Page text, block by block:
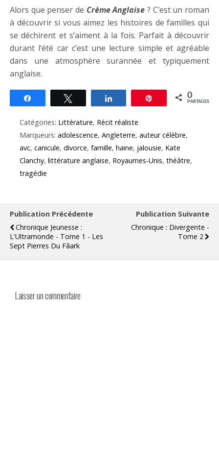
Alors que penser de Crème Anglaise ? C’est un roman
à découvrir si vous aimez les histoires de familles qui
se déchirent et s’aiment à la fois. Parfait à découvrir
durant l’été car c’est une lecture simple et agréable
dans une atmosphère surannée et typiquement
anglaise.
Épingle 0
PARTAGES
Catégories: Littérature, Récit réaliste
Marqueurs: adolescence, Angleterre, auteur célèbre,
avc, canicule, divorce, famille, haine, jalousie, Kate
Clanchy, littérature anglaise, Royaumes-Unis, théâtre,
tragédie
Publication Précédente
Chronique Jeunesse :
L'Ultramonde - Tome 1 - Les
Sept Pierres Du Fâark
Publication Suivante
Chronique : Divergente -
Tome 2
Laisser un commentaire